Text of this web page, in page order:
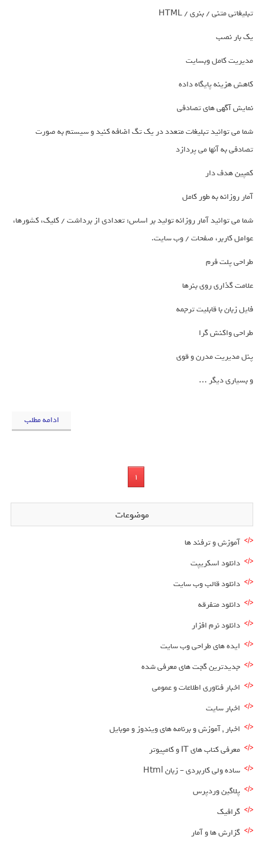
تبلیغاتی متنی / بنری / HTML
یک بار نصب
مدیریت کامل وبسایت
کاهش هزینه پایگاه داده
نمایش آگهی های تصادفی
شما می توانید تبلیغات متعدد در یک تگ اضافه کنید و سیستم به صورت
تصادفی به آنها می پردازد
کمپین هدف دار
آمار روزانه به طور کامل
شما می توانید آمار روزانه تولید بر اساس: تعدادی از برداشت / کلیک، کشورها،
عوامل کاربر، صفحات / وب سایت.
طراحی پلت فرم
علامت گذاری روی بنرها
فایل زبان با قابلیت ترجمه
طراحی واکنش گرا
پنل مدیریت مدرن و قوی
و بسیاری دیگر …
ادامه مطلب
1
موضوعات
آموزش و ترفند ها
دانلود اسکریپت
دانلود قالب وب سایت
دانلود متفرقه
دانلود نرم افزار
ایده های طراحی وب سایت
جدیدترین گجت های معرفی شده
اخبار فناوری اطلاعات و عمومی
اخبار سایت
اخبار , آموزش و برنامه های ویندوز و موبایل
معرفی کتاب های IT و کامپیوتر
ساده ولی کاربردی – زبان Html
پلاگین وردپرس
گرافیک
گزارش ها و آمار